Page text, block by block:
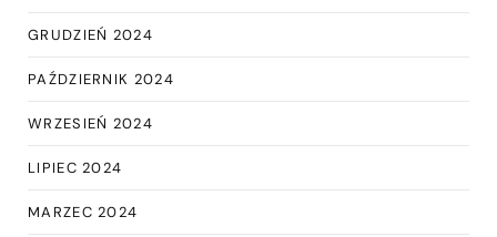
GRUDZIEŃ 2024
PAŹDZIERNIK 2024
WRZESIEŃ 2024
LIPIEC 2024
MARZEC 2024